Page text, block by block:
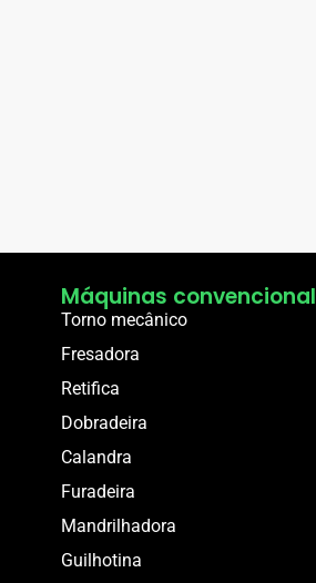
Máquinas convencional
Torno mecânico
Fresadora
Retifica
Dobradeira
Calandra
Furadeira
Mandrilhadora
Guilhotina